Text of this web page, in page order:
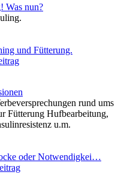
Was nun?
und Fütterung.
rund ums
Fütterung Hufbearbeitung,
u.m.
oder Notwendigkei…